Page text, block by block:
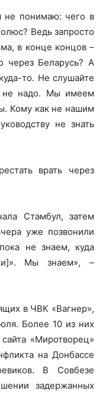
не понимаю: чего в
Ведь запросто
в конце концов –
через Беларусь? А
то. Не слушайте
не надо. Мы имеем
Кому как не нашим
не знать
врать через
Стамбул, затем
уже позвонили
не знаем, куда
Мы знаем», –
в ЧВК «Вагнер»,
Более 10 из них
«Миротворец»
на Донбассе
В Совбезе
задержанных